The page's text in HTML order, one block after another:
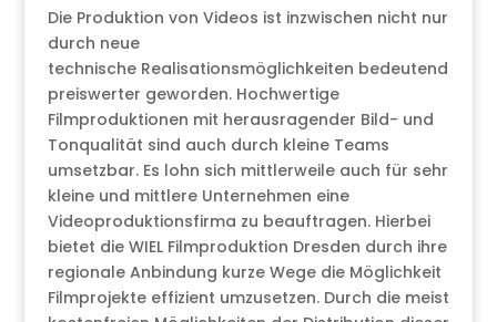
Die Produktion von Videos ist inzwischen nicht nur
durch neue
technische Realisationsmöglichkeiten bedeutend
preiswerter geworden. Hochwertige
Filmproduktionen mit herausragender Bild- und
Tonqualität sind auch durch kleine Teams
umsetzbar. Es lohn sich mittlerweile auch für sehr
kleine und mittlere Unternehmen eine
Videoproduktionsfirma zu beauftragen. Hierbei
bietet die WIEL Filmproduktion Dresden durch ihre
regionale Anbindung kurze Wege die Möglichkeit
Filmprojekte effizient umzusetzen. Durch die meist